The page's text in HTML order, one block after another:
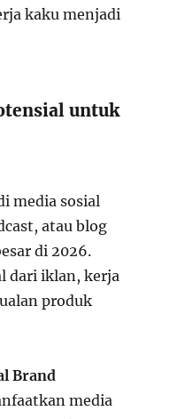
kaku menjadi
untuk
media sosial
atau blog
di 2026.
dari iklan, kerja
produk
Brand
media